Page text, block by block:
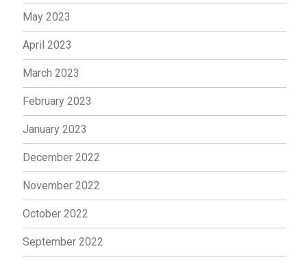
May 2023
April 2023
March 2023
February 2023
January 2023
December 2022
November 2022
October 2022
September 2022